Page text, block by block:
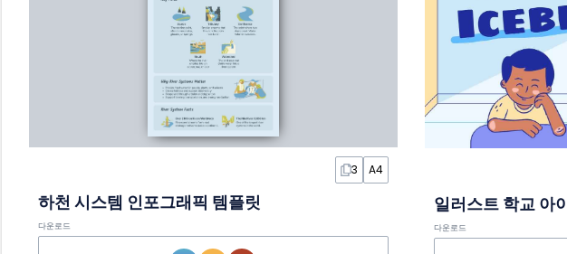
3 A4
하천 시스템 인포그래픽 템플릿
다운로드 다운로드